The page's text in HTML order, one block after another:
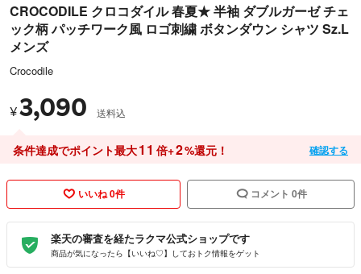
CROCODILE クロコダイル 春夏★ 半袖 ダブルガーゼ チェ
ック柄 パッチワーク風 ロゴ刺繍 ボタンダウン シャツ Sz.L
メンズ
Crocodile
¥3,090 送料込
条件達成でポイント最大11 倍+2%還元！ 確認する
いいね 0件 コメント 0件
楽天の審査を経たラクマ公式ショップです
商品が気になったら【いいね♡】しておトク情報をゲット